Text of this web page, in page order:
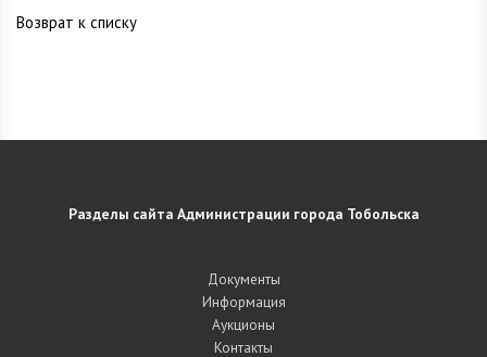
Возврат к списку
Разделы сайта Администрации города Тобольска
Документы
Информация
Аукционы
Контакты